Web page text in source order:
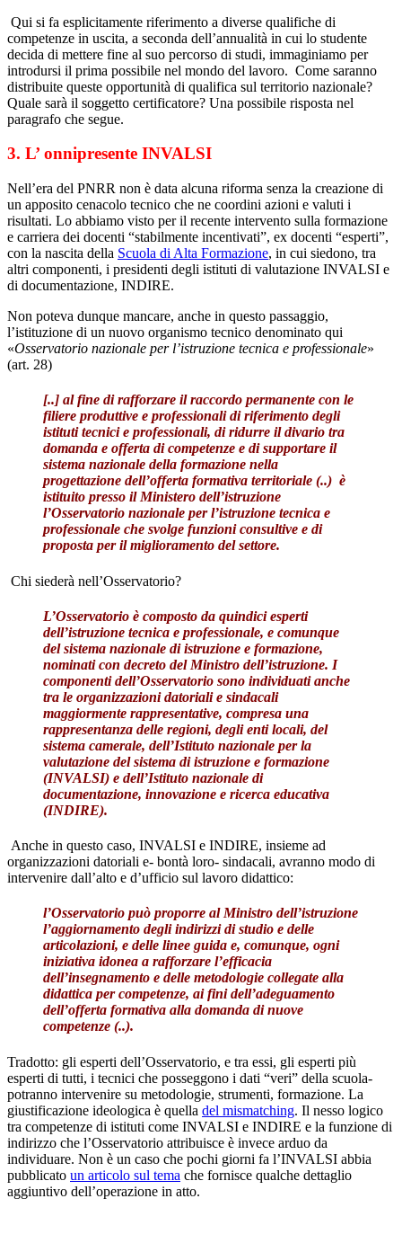
Qui si fa esplicitamente riferimento a diverse qualifiche di
competenze in uscita, a seconda dell’annualità in cui lo studente
decida di mettere fine al suo percorso di studi, immaginiamo per
introdursi il prima possibile nel mondo del lavoro. Come saranno
distribuite queste opportunità di qualifica sul territorio nazionale?
Quale sarà il soggetto certificatore? Una possibile risposta nel
paragrafo che segue.
3. L’ onnipresente INVALSI
Nell’era del PNRR non è data alcuna riforma senza la creazione di
un apposito cenacolo tecnico che ne coordini azioni e valuti i
risultati. Lo abbiamo visto per il recente intervento sulla formazione
e carriera dei docenti “stabilmente incentivati”, ex docenti “esperti”,
con la nascita della Scuola di Alta Formazione, in cui siedono, tra
altri componenti, i presidenti degli istituti di valutazione INVALSI e
di documentazione, INDIRE.
Non poteva dunque mancare, anche in questo passaggio,
l’istituzione di un nuovo organismo tecnico denominato qui
«Osservatorio nazionale per l’istruzione tecnica e professionale»
(art. 28)
[..] al fine dirafforzare il raccordo permanente con le
filiere produttive e professionalidi riferimento degli
istituti tecnici e professionali, diridurre il divario tra
domanda e offerta di competenze e di supportare il
sistema nazionale della formazione nella
progettazione dell’offerta formativa territoriale (..) è
istituito presso il Ministero dell’istruzione
l’Osservatorio nazionale per l’istruzione tecnica e
professionale che svolge funzioni consultive e di
proposta per il miglioramento del settore.
Chi siederà nell’Osservatorio?
L’Osservatorio è composto da quindici esperti
dell’istruzione tecnica e professionale, e comunque
del sistema nazionale di istruzione e formazione,
nominati con decreto del Ministro dell’istruzione. I
componenti dell’Osservatorio sono individuati anche
tra le organizzazioni datoriali e sindacali
maggiormente rappresentative, compresa una
rappresentanza delle regioni, degli enti locali, del
sistema camerale, dell’Istituto nazionale per la
valutazione del sistema di istruzione e formazione
(INVALSI) e dell’Istituto nazionale di
documentazione, innovazione e ricerca educativa
(INDIRE).
Anche in questo caso, INVALSI e INDIRE, insieme ad
organizzazioni datoriali e- bontà loro- sindacali, avranno modo di
intervenire dall’alto e d’ufficio sul lavoro didattico:
l’Osservatorio può proporre al Ministro dell’istruzione
l’aggiornamento degli indirizzi di studio e delle
articolazioni, e delle linee guida e, comunque, ogni
iniziativa idonea a rafforzare l’efficacia
dell’insegnamento e delle metodologie collegate alla
didattica per competenze, ai fini dell’adeguamento
dell’offerta formativa alla domanda di nuove
competenze (..).
Tradotto: gli esperti dell’Osservatorio, e tra essi, gli esperti più
esperti di tutti, i tecnici che posseggono i dati “veri” della scuola-
potranno intervenire su metodologie, strumenti, formazione. La
giustificazione ideologica è quella del mismatching. Il nesso logico
tra competenze di istituti come INVALSI e INDIRE e la funzione di
indirizzo che l’Osservatorio attribuisce è invece arduo da
individuare. Non è un caso che pochi giorni fa l’INVALSI abbia
pubblicato un articolo sul tema che fornisce qualche dettaglio
aggiuntivo dell’operazione in atto.